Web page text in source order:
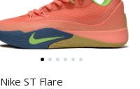
Nike ST Flare